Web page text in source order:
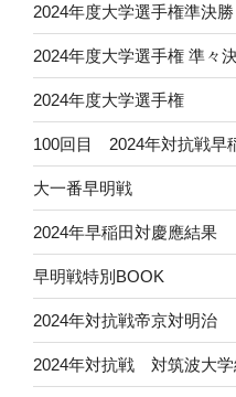
2024年度大学選手権準
2024年度大学選手権 準
2024年度大学選手権
100回目 2024年対抗戦早
大一番早明戦
2024年早稲田対慶應結果
早明戦特別BOOK
2024年対抗戦帝京対明治
2024年対抗戦 対筑波大学